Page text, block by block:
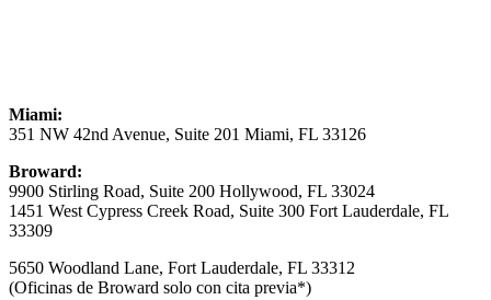
Miami:
351 NW 42nd Avenue, Suite 201 Miami, FL 33126
Broward:
9900 Stirling Road, Suite 200 Hollywood, FL 33024
1451 West Cypress Creek Road, Suite 300 Fort Lauderdale, FL
33309
5650 Woodland Lane, Fort Lauderdale, FL 33312
(Oficinas de Broward solo con cita previa*)